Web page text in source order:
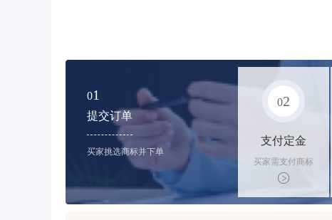
01
提交订单
买家挑选商标并下单
02
支付定金
买家需支付商标
标价的10%的购
买订金